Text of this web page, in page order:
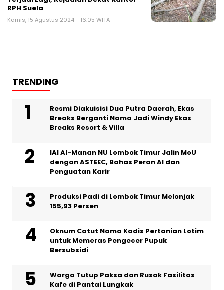
RPH Suela
Kamis, 15 Agustus 2024 - 16:05 WITA
TRENDING
Resmi Diakuisisi Dua Putra Daerah, Ekas
Breaks Berganti Nama Jadi Windy Ekas
Breaks Resort & Villa
IAI Al-Manan NU Lombok Timur Jalin MoU
dengan ASTEEC, Bahas Peran AI dan
Penguatan Karir
Produksi Padi di Lombok Timur Melonjak
155,93 Persen
Oknum Catut Nama Kadis Pertanian Lotim
untuk Memeras Pengecer Pupuk
Bersubsidi
Warga Tutup Paksa dan Rusak Fasilitas
Kafe di Pantai Lungkak